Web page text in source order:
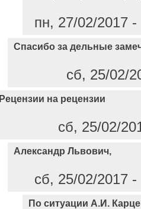
пн, 27/02/2017
Спасибо за дельные
сб, 25/02/
Рецензии на рецензии
сб, 25/02/
Александр Львович,
сб, 25/02/2017
По ситуации А.И.